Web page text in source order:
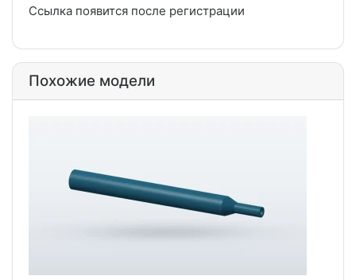
Ссылка появится после регистрации
Похожие модели